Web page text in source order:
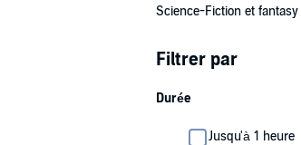
Science-Fiction et fantasy
Filtrer par
Durée
Jusqu'à 1 heure